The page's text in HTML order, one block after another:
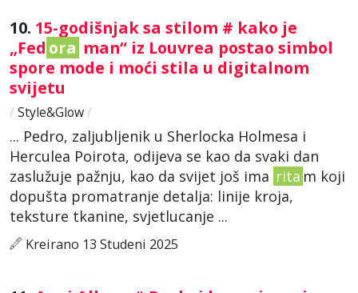
10. 15-godišnjak sa stilom # kako je
„Fed ora man“ iz Louvrea postao simbol
spore mode i moći stila u digitalnom
svijetu
/ Style&Glow/
... Pedro, zaljubljenik u Sherlocka Holmesa i
Herculea Poirota, odijeva se kao da svaki dan
zaslužuje pažnju, kao da svijet još ima rita m koji
dopušta promatranje detalja: linije kroja,
teksture tkanine, svjetlucanje ...
Kreirano 13 Studeni 2025